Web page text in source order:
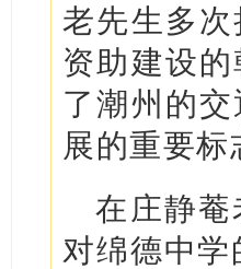
老先生多
资助建设
了潮州的
展的重要标
在庄静
对绵德中